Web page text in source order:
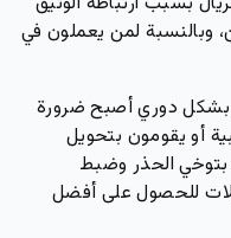
وبالنسبة لمن يعملون في
بشكل دوري أصبح ضرورة
أو يقومون بتحويل
بتوخي الحذر وضبط
للحصول على أفضل